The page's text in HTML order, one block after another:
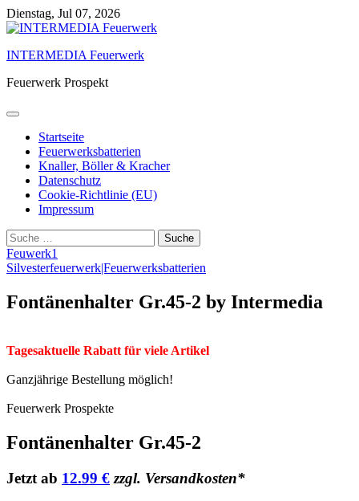
Skip
to
Dienstag, Jul 07, 2026
INTERMEDIA Feuerwerk
Feuerwerk Prospekt
Startseite
Feuerwerksbatterien
Knaller, Böller & Kracher
Datenschutz
Cookie-Richtlinie (EU)
Impressum
Suche
nach:
Feuwerk1
Silvesterfeuerwerk|Feuerwerksbatterien
Fontänenhalter Gr.45-2 by Intermedia
Tagesaktuelle Rabatt für viele Artikel
Ganzjährige Bestellung möglich!
Feuerwerk Prospekte
Fontänenhalter Gr.45-2
Jetzt ab 12.99 € zzgl. Versandkosten*